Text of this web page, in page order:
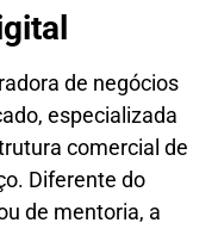
de negócios
especializada
comercial de
Diferente do
de mentoria, a